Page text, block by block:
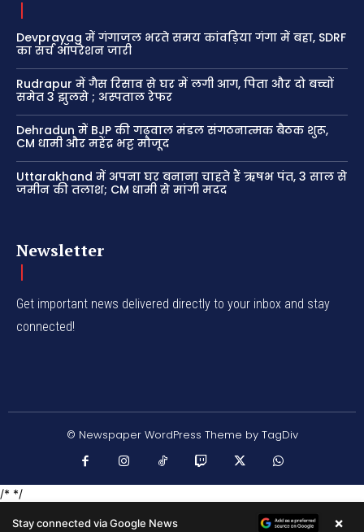
Devprayag में गंगाजल भरते समय कांवड़िया गंगा में बहा, SDRF
का सर्च ऑपरेशन जारी
Rudrapur में गैस रिसाव से घर में लगी आग, पिता और दो बच्चों
समेत 3 झुलसे ; अस्पताल रेफर
Dehradun में BJP की गढ़वाल मंडल संगठनात्मक बैठक शुरू,
CM धामी और महेंद्र भट्ट मौजूद
Uttarakhand में अपना घर बनाना चाहते हैं ऋषभ पंत, 3 साल से
जमीन की तलाश; CM धामी से मांगी मदद
Newsletter
Get important news delivered directly to your inbox and stay
connected!
© Newspaper WordPress Theme by TagDiv
Stay connected via Google News ×
/* */